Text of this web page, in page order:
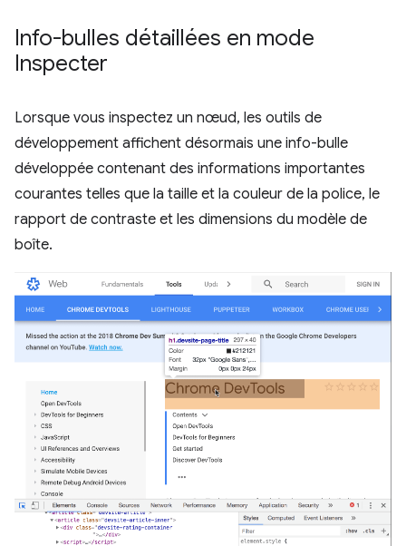
Info-bulles détaillées en mode
Inspecter
Lorsque vous inspectez un nœud, les outils de
développement affichent désormais une info-bulle
développée contenant des informations importantes
courantes telles que la taille et la couleur de la police, le
rapport de contraste et les dimensions du modèle de
boîte.